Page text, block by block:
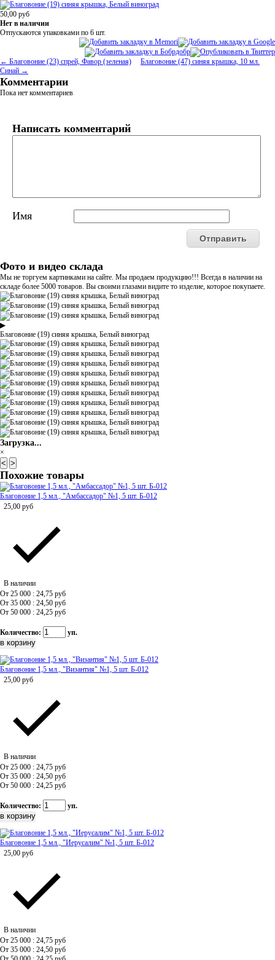
50,00 руб
Нет в наличии
Отпускаются упаковками по 6 шт.
← Благовоние (23) спрей, Фавор (зеленая)
Благовоние (47) синяя крышка, 10 мл.
Синай →
Комментарии
Пока нет комментариев
Написать комментарий
Имя
Фото и видео склада
Мы не торгуем картинками на сайте. Мы продаем продукцию!!! Всегда в наличии на
складе более 5000 товаров. Вы своими глазами видите то изделие, которое покупаете.
▶
Благовоние (19) синяя крышка, Белый виноград
Загрузка...
×
< >
Похожие товары
Благовоние 1,5 мл., "Амбассадор" №1, 5 шт. Б-012
25,00 руб
В наличии
От 25 000 : 24,75 руб
От 35 000 : 24,50 руб
От 50 000 : 24,25 руб
Количество: уп.
Благовоние 1,5 мл., "Византия" №1, 5 шт. Б-012
25,00 руб
В наличии
От 25 000 : 24,75 руб
От 35 000 : 24,50 руб
От 50 000 : 24,25 руб
Количество: уп.
Благовоние 1,5 мл., "Иерусалим" №1, 5 шт. Б-012
25,00 руб
В наличии
От 25 000 : 24,75 руб
От 35 000 : 24,50 руб